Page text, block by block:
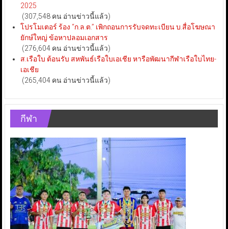
2025
(307,548 คน อ่านข่าวนี้แล้ว)
โปรโมเตอร์ ร้อง “ก.ล.ต.” เพิกถอนการรับจดทะเบียน บ.สื่อโฆษณา
ยักษ์ใหญ่ ข้อหาปลอมเอกสาร
(276,604 คน อ่านข่าวนี้แล้ว)
ส.เรือใบ ต้อนรับ สหพันธ์เรือใบเอเชีย หารือพัฒนากีฬาเรือใบไทย-
เอเชีย
(265,404 คน อ่านข่าวนี้แล้ว)
กีฬา